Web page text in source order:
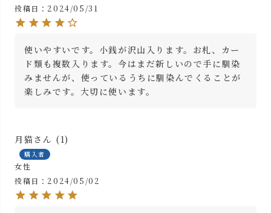
投稿日 2024/05/31
使いやすいです。小銭が沢山入ります。お札、カー
ド類も複数入ります。今はまだ新しいので手に馴染
みませんが、使っているうちに馴染んでくることが
楽しみです。大切に使います。
月猫 1
購入者
女性
投稿日
2024/05/02